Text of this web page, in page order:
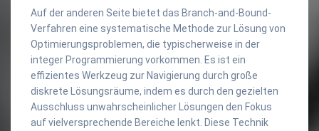
Auf der anderen Seite bietet das Branch-and-Bound-
Verfahren eine systematische Methode zur Lösung von
Optimierungsproblemen, die typischerweise in der
integer Programmierung vorkommen. Es ist ein
effizientes Werkzeug zur Navigierung durch große
diskrete Lösungsräume, indem es durch den gezielten
Ausschluss unwahrscheinlicher Lösungen den Fokus
auf vielversprechende Bereiche lenkt. Diese Technik